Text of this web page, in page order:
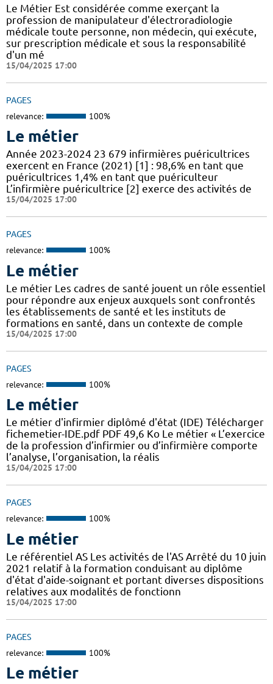
Le Métier Est considérée comme exerçant la
profession de manipulateur d'électroradiologie
médicale toute personne, non médecin, qui exécute,
sur prescription médicale et sous la responsabilité
d'un mé
15/04/2025 17:00
PAGES
relevance: 100%
Le métier
Année 2023-2024 23 679 infirmières puéricultrices
exercent en France (2021) [1] : 98,6% en tant que
puéricultrices 1,4% en tant que puériculteur
L’infirmière puéricultrice [2] exerce des activités de
15/04/2025 17:00
PAGES
relevance: 100%
Le métier
Le métier Les cadres de santé jouent un rôle essentiel
pour répondre aux enjeux auxquels sont confrontés
les établissements de santé et les instituts de
formations en santé, dans un contexte de comple
15/04/2025 17:00
PAGES
relevance: 100%
Le métier
Le métier d'infirmier diplômé d'état (IDE) Télécharger
fichemetier-IDE.pdf PDF 49,6 Ko Le métier « L’exercice
de la profession d’infirmier ou d’infirmière comporte
l’analyse, l’organisation, la réalis
15/04/2025 17:00
PAGES
relevance: 100%
Le métier
Le référentiel AS Les activités de l'AS Arrêté du 10 juin
2021 relatif à la formation conduisant au diplôme
d'état d'aide-soignant et portant diverses dispositions
relatives aux modalités de fonctionn
15/04/2025 17:00
PAGES
relevance: 100%
Le métier